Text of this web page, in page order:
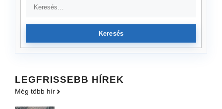
Keresés
LEGFRISSEBB HÍREK
Még több hír